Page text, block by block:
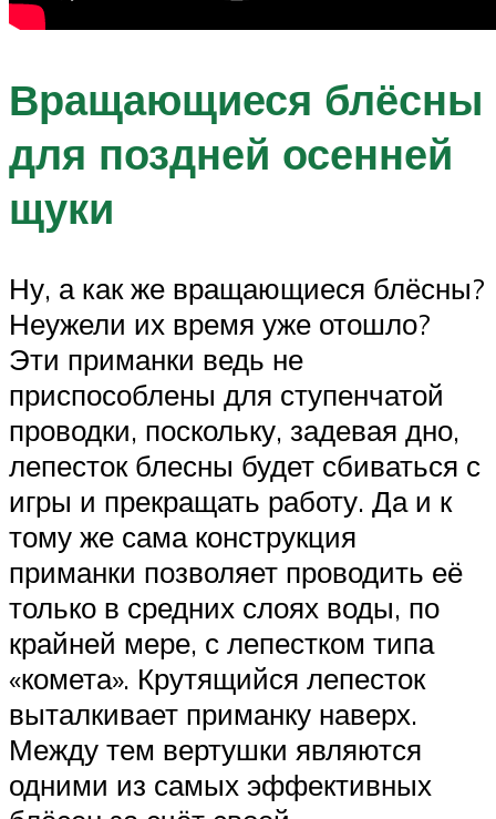
Вращающиеся блёсны
для поздней осенней
щуки
Ну, а как же вращающиеся блёсны?
Неужели их время уже отошло?
Эти приманки ведь не
приспособлены для ступенчатой
проводки, поскольку, задевая дно,
лепесток блесны будет сбиваться с
игры и прекращать работу. Да и к
тому же сама конструкция
приманки позволяет проводить её
только в средних слоях воды, по
крайней мере, с лепестком типа
«комета». Крутящийся лепесток
выталкивает приманку наверх.
Между тем вертушки являются
одними из самых эффективных